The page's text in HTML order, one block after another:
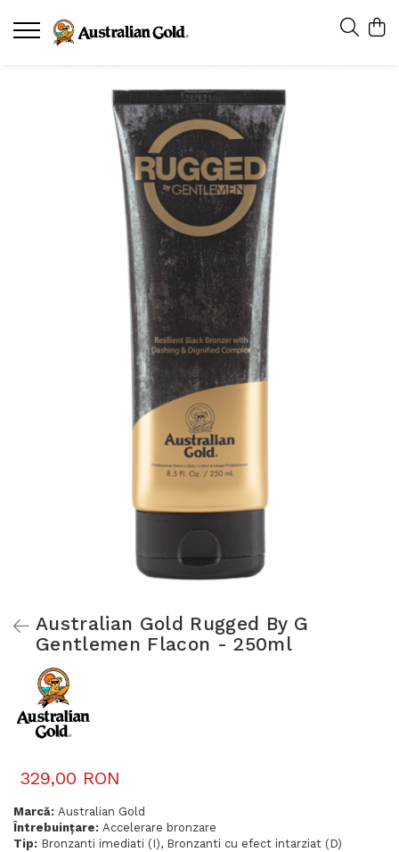
Australian Gold Rugged By G
Gentlemen Flacon - 250ml
329,00 RON
Marcă: Australian Gold
Întrebuințare: Accelerare bronzare
Tip: Bronzanti imediati (I), Bronzanti cu efect intarziat (D)